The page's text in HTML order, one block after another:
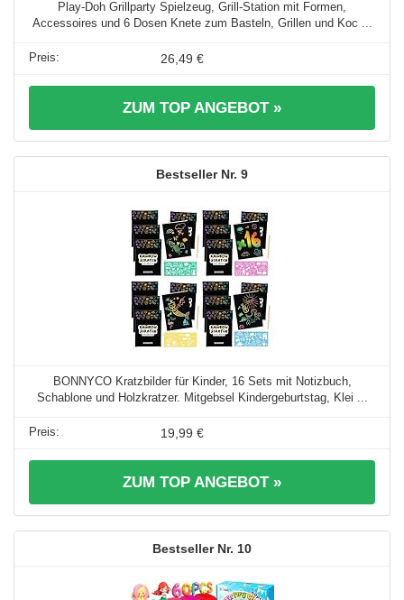
Play-Doh Grillparty Spielzeug, Grill-Station mit Formen,
Accessoires und 6 Dosen Knete zum Basteln, Grillen und Koc ...
26,49 €
ZUM TOP ANGEBOT »
9
BONNYCO Kratzbilder für Kinder, 16 Sets mit Notizbuch,
Schablone und Holzkratzer. Mitgebsel Kindergeburtstag, Klei ...
19,99 €
ZUM TOP ANGEBOT »
10